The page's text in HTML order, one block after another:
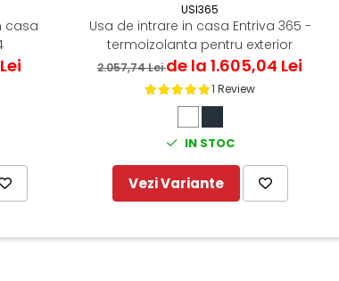
casa
USI365
Usa de intrare in casa Entriva 365 -
termoizolanta pentru exterior
2.057,74 Leide la 1.605,04 Lei
1 Review
IN STOC
Vezi Variante